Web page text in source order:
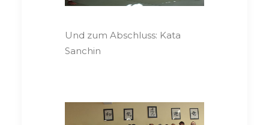
Und zum Abschluss: Kata
Sanchin